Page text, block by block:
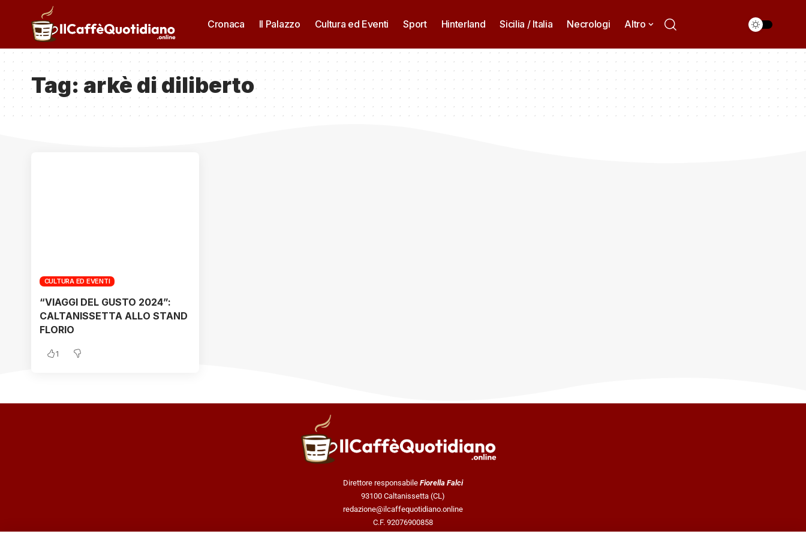
Cronaca Il Palazzo Cultura ed Eventi Sport Hinterland Sicilia / Italia Necrologi Altro
Tag: arkè di diliberto
CULTURA ED EVENTI
“VIAGGI DEL GUSTO 2024”:
CALTANISSETTA ALLO STAND
FLORIO
1
Direttore responsabile Fiorella Falci
93100 Caltanissetta (CL)
redazione@ilcaffequotidiano.online
C.F. 92076900858